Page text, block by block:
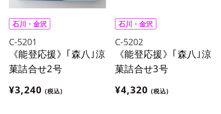
石川・金沢
C-5201
《能登応援》｢森八｣涼
菓詰合せ2号
¥3,240 (税込)
石川・金沢
C-5202
《能登応援》｢森八｣涼
菓詰合せ3号
¥4,320 (税込)